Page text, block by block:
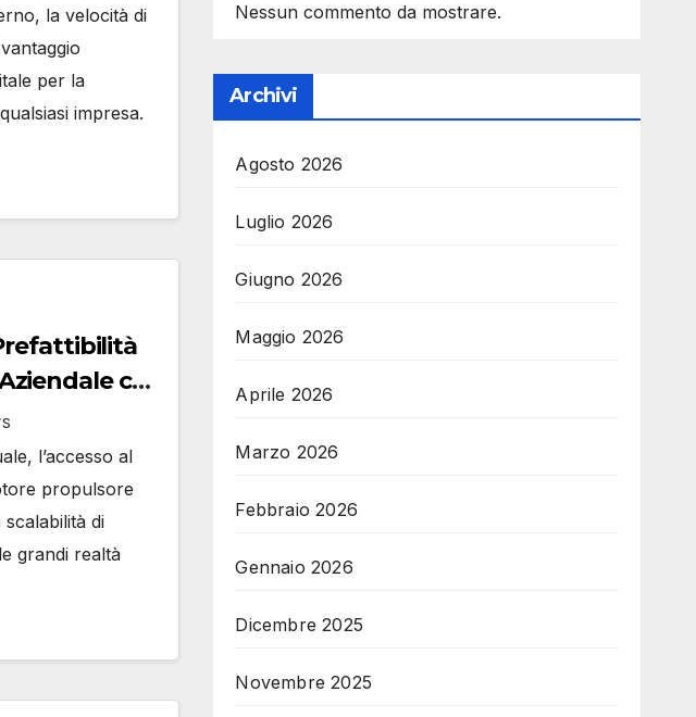
–
–
la velocità di
per la
impresa.
con
Risposta
l’accesso al
propulsore
di
grandi realtà
Nessun commento da mostrare.
Archivi
Agosto 2026
Luglio 2026
Giugno 2026
Maggio 2026
Aprile 2026
Marzo 2026
Febbraio 2026
Gennaio 2026
Dicembre 2025
Novembre 2025